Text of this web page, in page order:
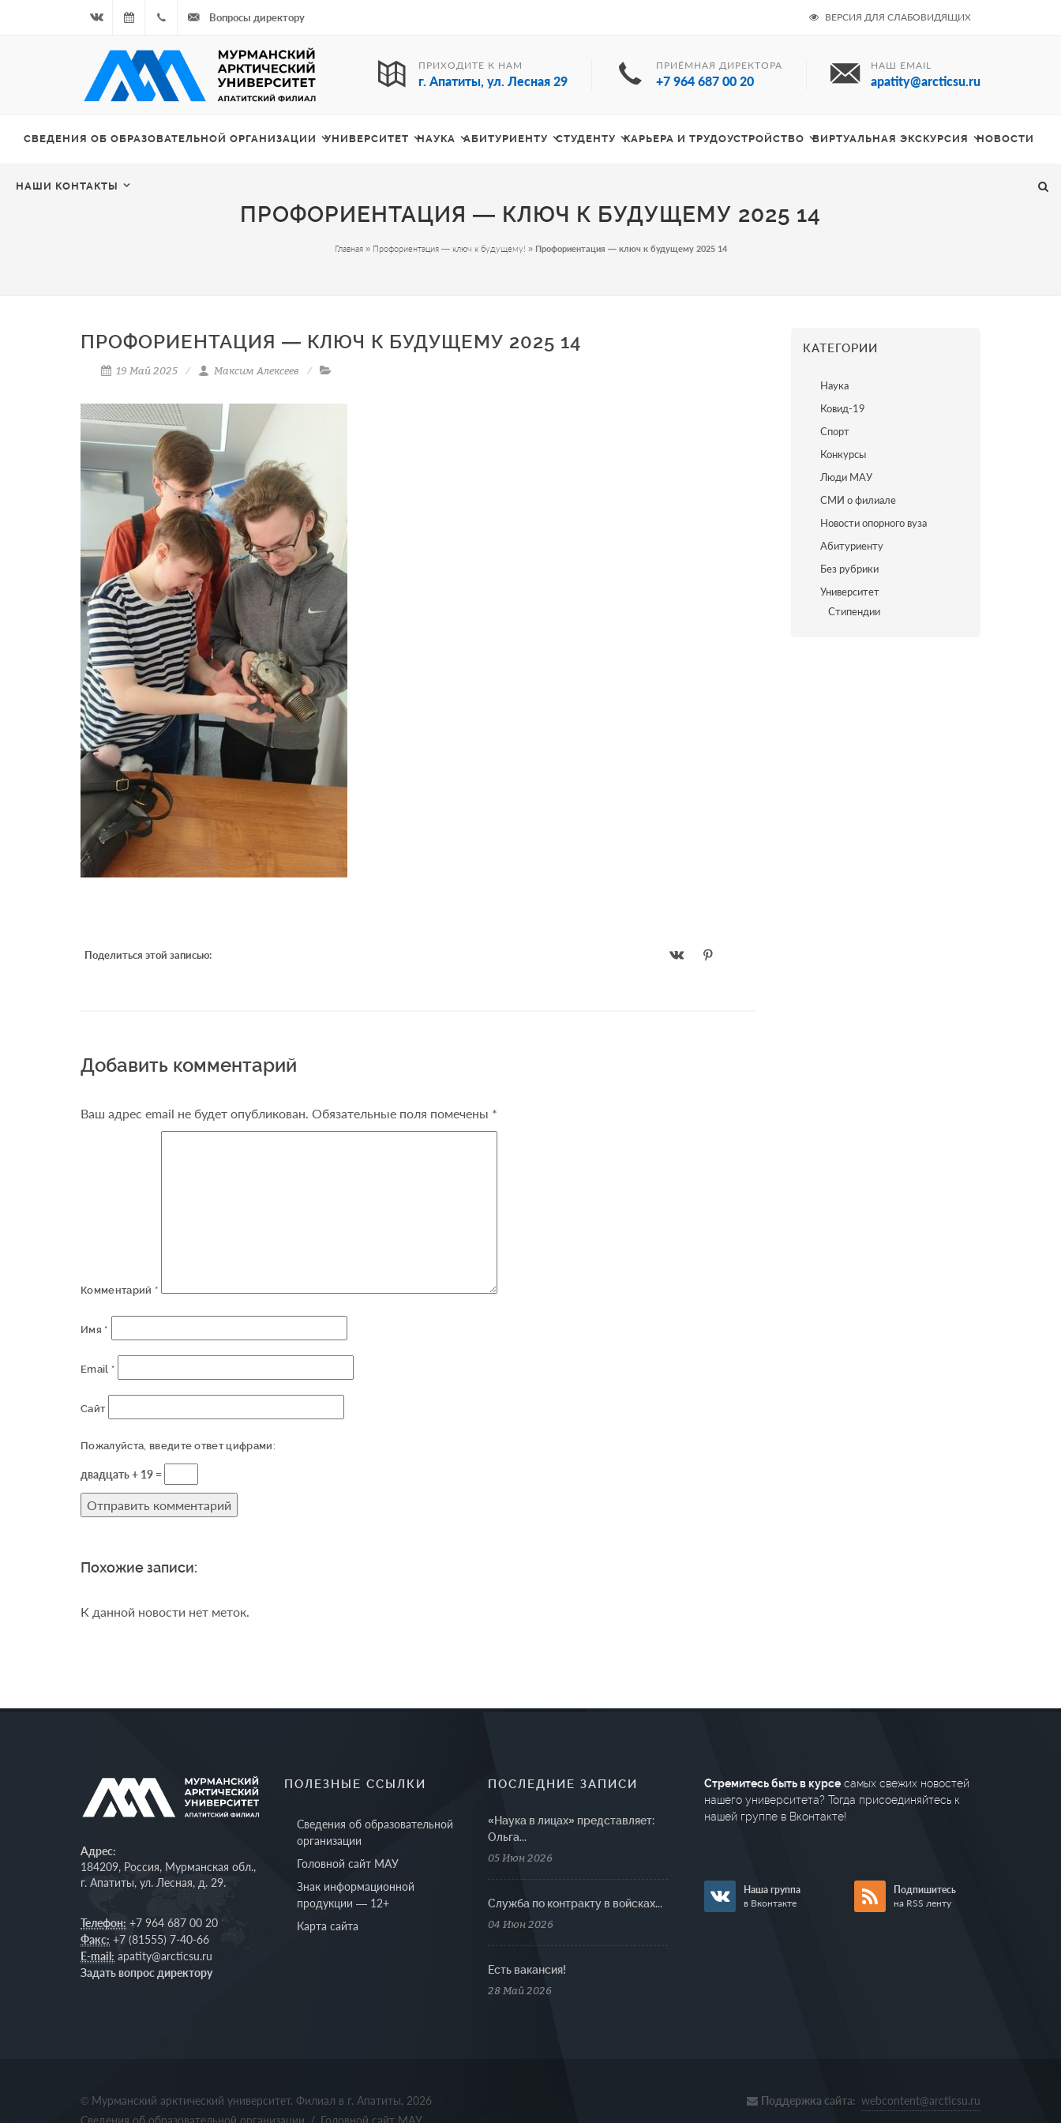
Вконтакте07.08.2026
- Чётная
+7
964
Вопросы директору ВЕРСИЯ ДЛЯ СЛАБОВИДЯЩИХ
ПРИХОДИТЕ К НАМ
г. Апатиты, ул. Лесная 29
ПРИЁМНАЯ ДИРЕКТОРА
+7 964 687 00 20
НАШ EMAIL
apatity@arcticsu.ru
СВЕДЕНИЯ ОБ ОБРАЗОВАТЕЛЬНОЙ ОРГАНИЗАЦИИ УНИВЕРСИТЕТ НАУКА АБИТУРИЕНТУ СТУДЕНТУ КАРЬЕРА И ТРУДОУСТРОЙСТВО ВИРТУАЛЬНАЯ ЭКСКУРСИЯ НОВОСТИ
НАШИ КОНТАКТЫ
ПРОФОРИЕНТАЦИЯ — КЛЮЧ К БУДУЩЕМУ 2025 14
Главная» Профориентация — ключ к будущему! » Профориентация — ключ к будущему 2025 14
ПРОФОРИЕНТАЦИЯ — КЛЮЧ К БУДУЩЕМУ 2025 14
19 Май 2025 Максим Алексеев
Поделиться этой записью:
Добавить комментарий
Ваш адрес email не будет опубликован. Обязательные поля помечены *
Комментарий *
Имя *
Email *
Сайт
Пожалуйста, введите ответ цифрами:
двадцать + 19 =
Похожие записи:
К данной новости нет меток.
КАТЕГОРИИ
Наука
Ковид-19
Спорт
Конкурсы
Люди МАУ
СМИ о филиале
Новости опорного вуза
Абитуриенту
Без рубрики
Университет
Стипендии
Адрес:
184209, Россия, Мурманская обл.,
г. Апатиты, ул. Лесная, д. 29.
Телефон: +7 964 687 00 20
Факс: +7 (81555) 7-40-66
E-mail: apatity@arcticsu.ru
Задать вопрос директору
ПОЛЕЗНЫЕ ССЫЛКИ
Сведения об образовательной
организации
Головной сайт МАУ
Знак информационной
продукции — 12+
Карта сайта
ПОСЛЕДНИЕ ЗАПИСИ
«Наука в лицах» представляет:
Ольга...
05 Июн 2026
Cлужба по контракту в войсках...
04 Июн 2026
Есть вакансия!
28 Май 2026
Стремитесь быть в курсе самых свежих новостей
нашего университета? Тогда присоединяйтесь к
нашей группе в Вконтакте!
Наша группа
в Вконтакте
Подпишитесь
на RSS ленту
© Мурманский арктический университет. Филиал в г. Апатиты, 2026
Сведения об образовательной организации / Головной сайт МАУ
Поддержка сайта: webcontent@arcticsu.ru